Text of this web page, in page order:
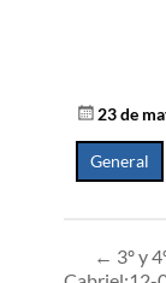
23 de
General
← 3º y